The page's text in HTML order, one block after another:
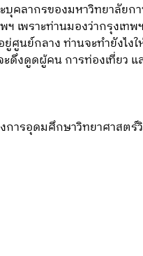
คลากรของมหาวิทยาลัย
ฯ เพราะท่านมองว่ากรุงเ
ยู่ศูนย์กลาง ท่านจะทำยัง
งดูดผู้คน การท่องเที่ยว แ
ารอุดมศึกษาวิทยาศาสตร์